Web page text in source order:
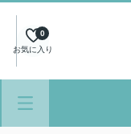
お気に入り
0